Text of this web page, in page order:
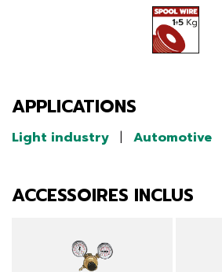
APPLICATIONS
Light industry | Automotive
ACCESSOIRES INCLUS